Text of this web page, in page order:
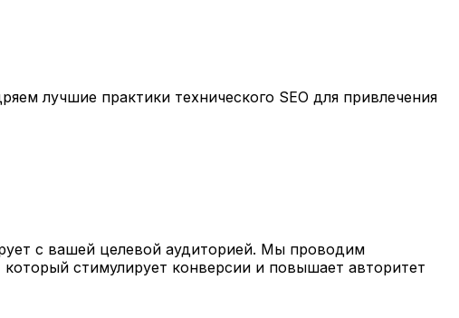
лучшие практики технического SEO для привлечения
с вашей целевой аудиторией. Мы проводим
стимулирует конверсии и повышает авторитет